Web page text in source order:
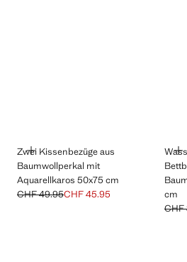
Zwei Kissenbezüge aus
Baumwollperkal mit
Aquarellkaros 50x75 cm
HINZUFÜGEN
Ausgangspreis durchgestrichen [CHF
CHF 49.95
Aktueller Preis [CHF 45.95 ]
CHF 45.95
cm
CHF